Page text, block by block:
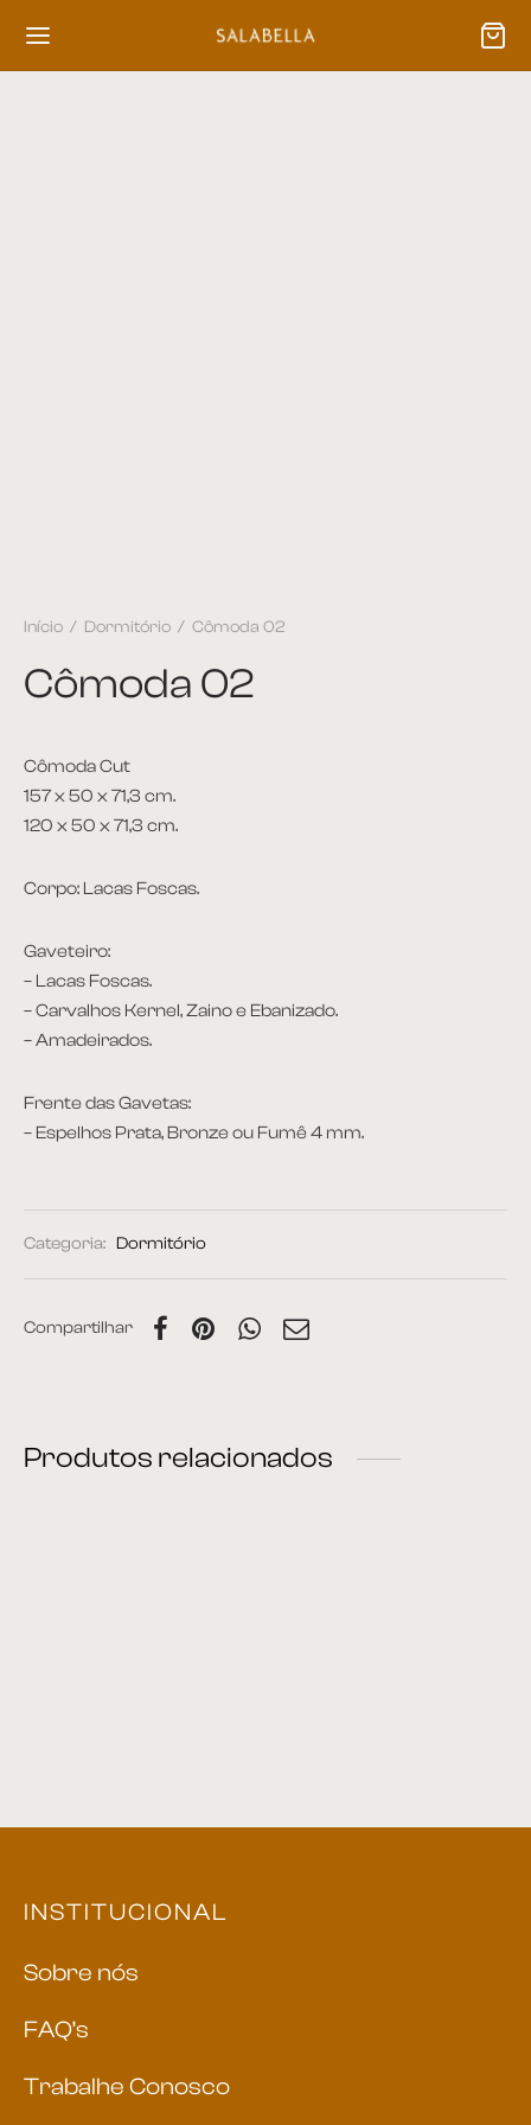
Início / Dormitório / Cômoda 02
Cômoda 02
Cômoda Cut
157 x 50 x 71,3 cm.
120 x 50 x 71,3 cm.
Corpo: Lacas Foscas.
Gaveteiro:
– Lacas Foscas.
– Carvalhos Kernel, Zaino e Ebanizado.
– Amadeirados.
Frente das Gavetas:
– Espelhos Prata, Bronze ou Fumê 4 mm.
Categoria: Dormitório
Compartilhar
Produtos relacionados
INSTITUCIONAL
Sobre nós
FAQ’s
Trabalhe Conosco